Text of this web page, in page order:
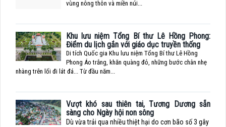
vùng nông thôn và miền núi...
Khu lưu niệm Tổng Bí thư Lê Hồng Phong:
Điểm du lịch gắn với giáo dục truyền thống
Di tích Quốc gia Khu lưu niệm Tổng Bí thư Lê Hồng
Phong Áo trắng, khăn quàng đỏ, những bước chân nhẹ
nhàng trên lối đi lát đá... Từ đầu năm...
Vượt khó sau thiên tai, Tương Dương sẵn
sàng cho Ngày hội non sông
Dù vừa trải qua nhiều thiệt hại do cơn bão số 3 gây